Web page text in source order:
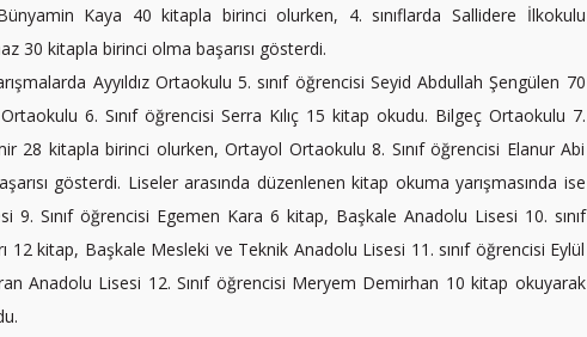
Kaya 40 kitapla birinci olurken, 4. sınıflarda Sallidere İlkokulu
30 kitapla birinci olma başarısı gösterdi.
Ayyıldız Ortaokulu 5. sınıf öğrencisi Seyid Abdullah Şengülen 70
6. Sınıf öğrencisi Serra Kılıç 15 kitap okudu. Bilgeç Ortaokulu 7.
28 kitapla birinci olurken, Ortayol Ortaokulu 8. Sınıf öğrencisi Elanur Abi
gösterdi. Liseler arasında düzenlenen kitap okuma yarışmasında ise
9. Sınıf öğrencisi Egemen Kara 6 kitap, Başkale Anadolu Lisesi 10. sınıf
12 kitap, Başkale Mesleki ve Teknik Anadolu Lisesi 11. sınıf öğrencisi Eylül
Anadolu Lisesi 12. Sınıf öğrencisi Meryem Demirhan 10 kitap okuyarak